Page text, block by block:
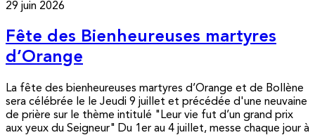
29 juin 2026
Fête des Bienheureuses martyres
d’Orange
La fête des bienheureuses martyres d’Orange et de Bollène
sera célébrée le le Jeudi 9 juillet et précédée d'une neuvaine
de prière sur le thème intitulé "Leur vie fut d’un grand prix
aux yeux du Seigneur" Du 1er au 4 juillet, messe chaque jour à